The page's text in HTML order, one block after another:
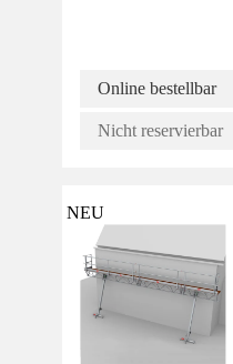
Online bestellbar
Nicht reservierbar
NEU